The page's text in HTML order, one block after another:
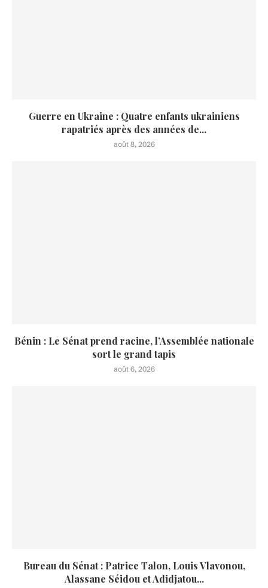
Guerre en Ukraine : Quatre enfants ukrainiens
rapatriés après des années de...
août 8, 2026
Bénin : Le Sénat prend racine, l’Assemblée nationale
sort le grand tapis
août 6, 2026
Bureau du Sénat : Patrice Talon, Louis Vlavonou,
Alassane Séidou et Adidjatou...